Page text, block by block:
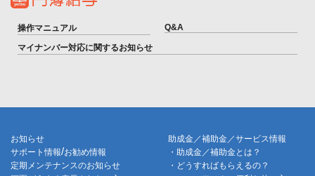
操作マニュアル Q&A
マイナンバー対応に関するお知らせ
お知らせ
サポート情報/お勧め情報
定期メンテナンスのお知らせ
助成金／補助金／サービス情報
・助成金／補助金とは？
・どうすればもらえるの？